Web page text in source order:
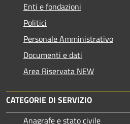
Enti e fondazioni
Politici
Personale Amministrativo
Documenti e dati
Area Riservata NEW
CATEGORIE DI SERVIZIO
Anagrafe e stato civile